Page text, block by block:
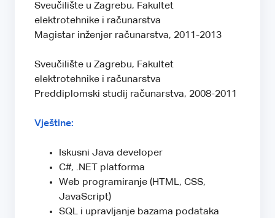
Sveučilište u Zagrebu, Fakultet
elektrotehnike i računarstva
Magistar inženjer računarstva, 2011-2013
Sveučilište u Zagrebu, Fakultet
elektrotehnike i računarstva
Preddiplomski studij računarstva, 2008-2011
Vještine:
Iskusni Java developer
C#, .NET platforma
Web programiranje (HTML, CSS,
JavaScript)
SQL i upravljanje bazama podataka